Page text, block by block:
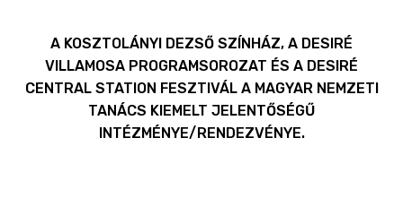
A KOSZTOLÁNYI DEZSŐ SZÍNHÁZ, A DESIRÉ
VILLAMOSA PROGRAMSOROZAT ÉS A DESIRÉ
CENTRAL STATION FESZTIVÁL A MAGYAR NEMZETI
TANÁCS KIEMELT JELENTŐSÉGŰ
INTÉZMÉNYE/RENDEZVÉNYE.